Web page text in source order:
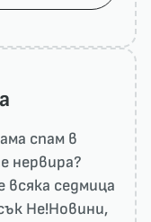
спам в
нервира?
седмица
He!Новини,